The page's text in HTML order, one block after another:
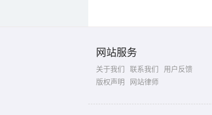
网站服务
关于我们 联系我们
用户反馈
版权声明
网站律师